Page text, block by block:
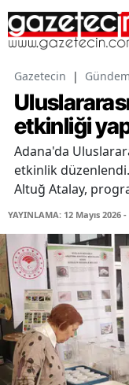
Gazetecin | Gündem
etkinliği
Adana'da
etkinlik
Altuğ Atalay,
YAYINLAMA: 12 Mayıs 2026 -